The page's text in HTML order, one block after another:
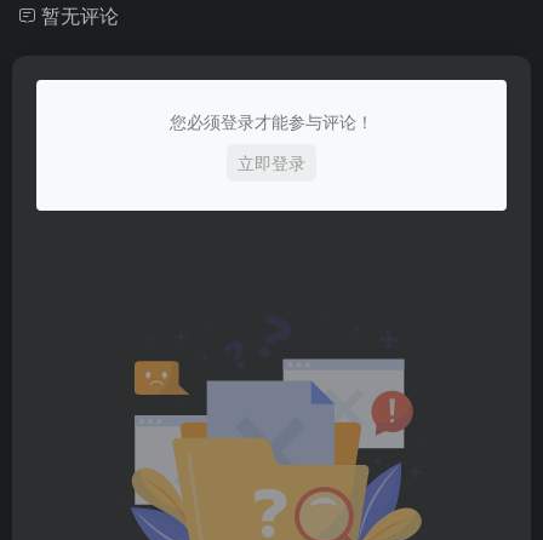
暂无评论
您必须登录才能参与评论！
立即登录